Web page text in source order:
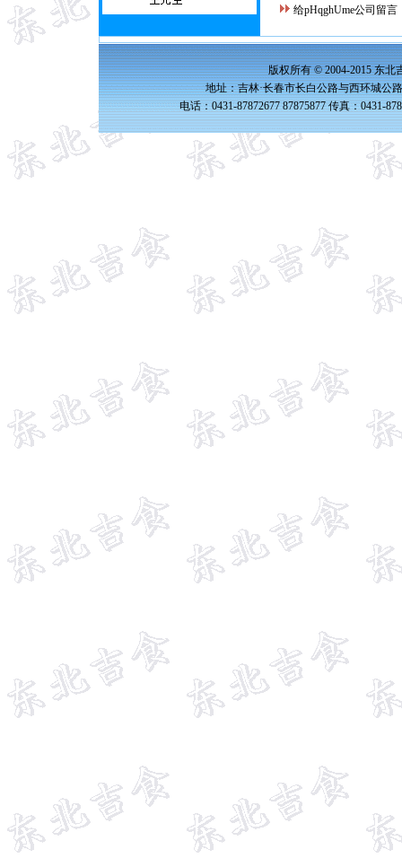
给pHqghUme公司留言
版权所有 © 2004-2015 东北
地址：吉林·长春市长白公路与西环城公
电话：0431-87872677 87875877 传真：0431-